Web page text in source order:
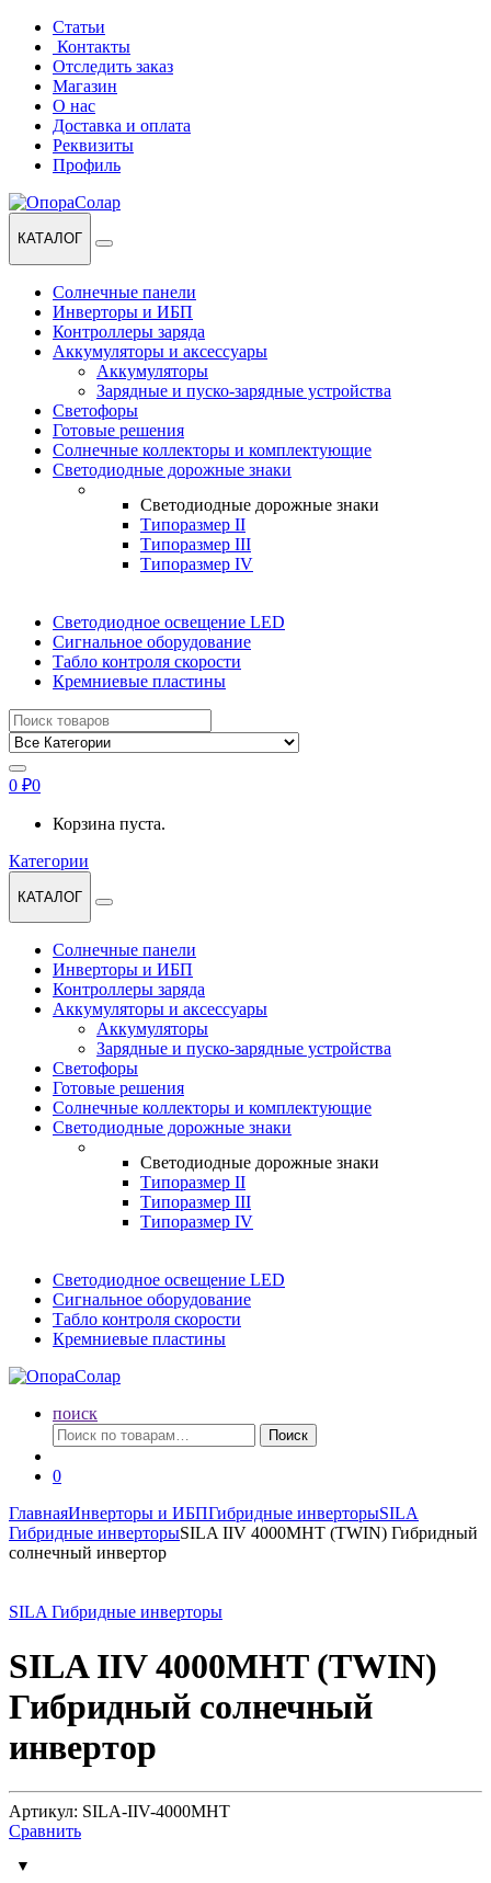
Перейти
навигации
Перейти
содержанию
Статьи
Контакты
Отследить заказ
Магазин
О нас
Доставка и оплата
Реквизиты
Профиль
КАТАЛОГ
Солнечные панели
Инверторы и ИБП
Контроллеры заряда
Аккумуляторы и аксессуары
Аккумуляторы
Зарядные и пуско-зарядные устройства
Светофоры
Готовые решения
Солнечные коллекторы и комплектующие
Светодиодные дорожные знаки
Светодиодные дорожные знаки
Типоразмер II
Типоразмер III
Типоразмер IV
Светодиодное освещение LED
Сигнальное оборудование
Табло контроля скорости
Кремниевые пластины
Найти:
0 ₽0
Корзина пуста.
Категории
КАТАЛОГ
Солнечные панели
Инверторы и ИБП
Контроллеры заряда
Аккумуляторы и аксессуары
Аккумуляторы
Зарядные и пуско-зарядные устройства
Светофоры
Готовые решения
Солнечные коллекторы и комплектующие
Светодиодные дорожные знаки
Светодиодные дорожные знаки
Типоразмер II
Типоразмер III
Типоразмер IV
Светодиодное освещение LED
Сигнальное оборудование
Табло контроля скорости
Кремниевые пластины
поиск
Искать:
Поиск
0
ГлавнаяИнверторы и ИБПГибридные инверторыSILA
Гибридные инверторыSILA IIV 4000MHT (TWIN) Гибридный
солнечный инвертор
SILA Гибридные инверторы
SILA IIV 4000MHT (TWIN)
Гибридный солнечный
инвертор
Артикул: SILA-IIV-4000MHT
Сравнить